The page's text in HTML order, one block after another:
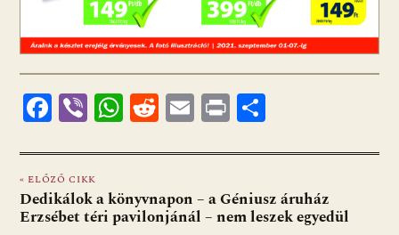
F
e
b
o
Vi
er
W
at
s
A
R
d
di
t
E
ai
l
Pr
t za
m
e
« ELŐZŐ CIKK
Dedikálok a könyvnapon – a Géniusz áruház
Erzsébet téri pavilonjánál – nem leszek egyedül